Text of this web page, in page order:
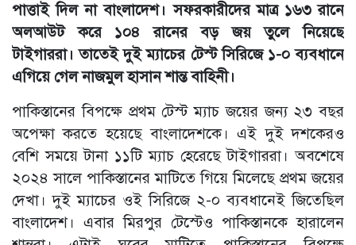
পাত্তাই দিল না বাংলাদেশ। সফরকারীদের মাত্র ১৬৩ রানে
অলআউট করে ১০৪ রানের বড় জয় তুলে নিয়েছে
টাইগাররা। তাতেই দুই ম্যাচের টেস্ট সিরিজে ১-০ ব্যবধানে
এগিয়ে গেল নাজমুল হাসান শান্ত বাহিনী।
পাকিস্তানের বিপক্ষে প্রথম টেস্ট ম্যাচ জয়ের জন্য ২৩ বছর
অপেক্ষা করতে হয়েছে বাংলাদেশকে। এই দুই দশকেরও
বেশি সময়ে টানা ১১টি ম্যাচ হেরেছে টাইগাররা। অবশেষে
২০২৪ সালে পাকিস্তানের মাটিতে গিয়ে মিলেছে প্রথম জয়ের
দেখা। দুই ম্যাচের ওই সিরিজে ২-০ ব্যবধানেই জিতেছিল
বাংলাদেশ। এবার মিরপুর টেস্টেও পাকিস্তানকে হারালেন